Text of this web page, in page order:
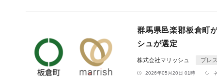
群馬県邑楽郡板倉町
シュが選定
株式会社マリッシュ プレ
2026年05月20日 01時